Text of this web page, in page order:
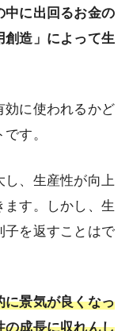
中に出回るお金の
創造」によって生
効に使われるかど
す。
、生産性が向上
す。しかし、生
子を返すことはで
に景気が良くなっ
の成長に収れんし